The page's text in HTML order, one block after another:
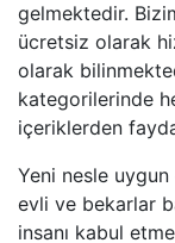
gelmektedir.
ücretsiz olarak
olarak
kategorilerinde
içeriklerden
Yeni nesle
evli ve bekarlar
insanı kabul